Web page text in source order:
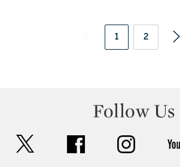
1 2
Follow Us
facebook instagram